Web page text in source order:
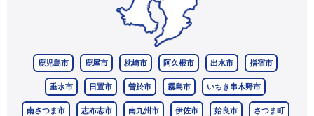
鹿児島市 鹿屋市 枕崎市 阿久根市 出水市 指宿市
垂水市 日置市 曽於市 霧島市 いちき串木野市
南さつま市 志布志市 南九州市 伊佐市 姶良市 さつま町